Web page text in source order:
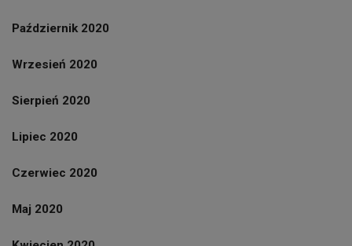
Październik 2020
Wrzesień 2020
Sierpień 2020
Lipiec 2020
Czerwiec 2020
Maj 2020